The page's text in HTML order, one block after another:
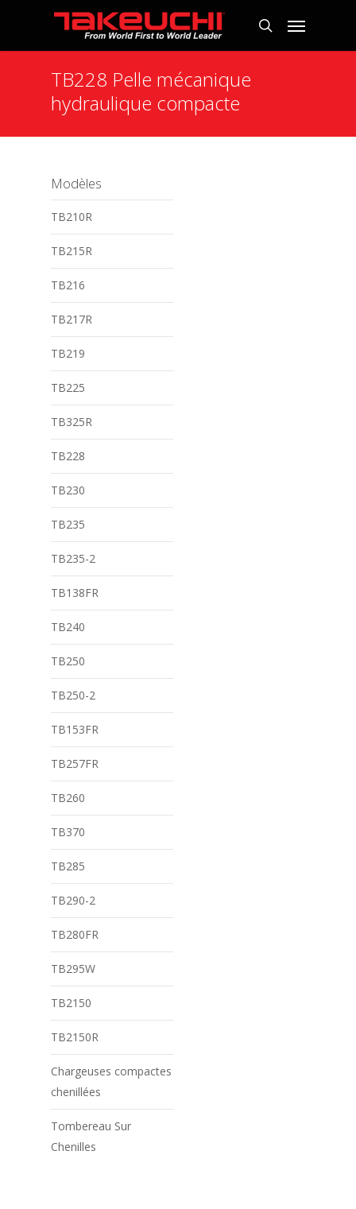
TB228 Pelle mécanique
hydraulique compacte
Modèles
TB210R
TB215R
TB216
TB217R
TB219
TB225
TB325R
TB228
TB230
TB235
TB235-2
TB138FR
TB240
TB250
TB250-2
TB153FR
TB257FR
TB260
TB370
TB285
TB290-2
TB280FR
TB295W
TB2150
TB2150R
Chargeuses compactes
chenillées
Tombereau Sur
Chenilles